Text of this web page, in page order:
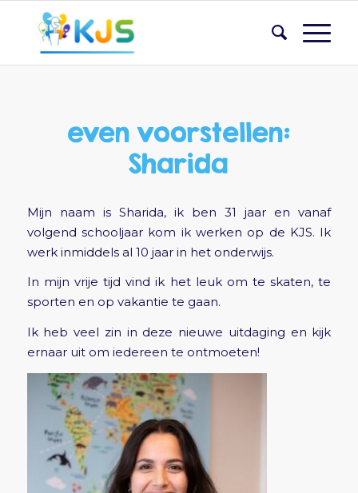
even voorstellen:
Sharida
Mijn naam is Sharida, ik ben 31 jaar en vanaf
volgend schooljaar kom ik werken op de KJS. Ik
werk inmiddels al 10 jaar in het onderwijs.
In mijn vrije tijd vind ik het leuk om te skaten, te
sporten en op vakantie te gaan.
Ik heb veel zin in deze nieuwe uitdaging en kijk
ernaar uit om iedereen te ontmoeten!